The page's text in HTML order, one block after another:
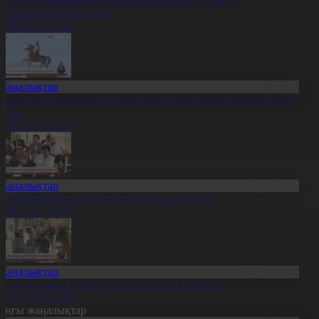
жаңа кезеңі
20:12
Партиялар үгіт-насихат жұмыстарын жалғастырып
20:05
сайлауына дайындық пысықталды
20:02
да тамыз айында да аптап ыстық болады
20:00
жаңалықтар